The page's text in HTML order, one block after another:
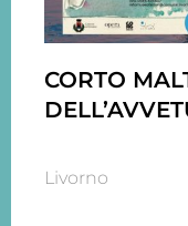
CORTO
Livorno